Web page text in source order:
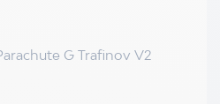
G Trafinov V2